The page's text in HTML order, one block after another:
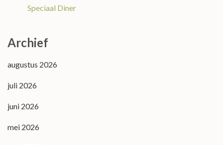
Speciaal Diner
Archief
augustus 2026
juli 2026
juni 2026
mei 2026